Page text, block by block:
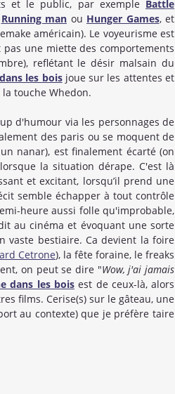
et le public, par exemple Battle
Running man ou Hunger Games, et
américain). Le voyeurisme est
une miette des comportements
reflétant le désir malsain du
les boisjoue sur les attentes et
touche Whedon.
d'humour via les personnages de
des paris ou se moquent de
nanar), est finalement écarté (on
la situation dérape. C'est là
et excitant, lorsqu’il prend une
semble échapper à tout contrôle
heure aussi folle qu'improbable,
au cinéma et évoquant une sorte
vaste bestiaire. Ca devient la foire
Cetrone), la fête foraine, le freaks
on peut se dire "Wow, j'ai jamais
dans les boisest de ceux-là, alors
films. Cerise(s) sur le gâteau, une
au contexte) que je préfère taire